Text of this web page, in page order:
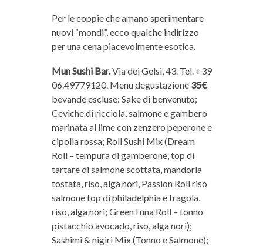
Per le coppie che amano sperimentare
nuovi “mondi”, ecco qualche indirizzo
per una cena piacevolmente esotica.
Mun Sushi Bar.Via dei Gelsi, 43. Tel. +39
06.49779120. Menu degustazione 35€
bevande escluse: Sake di benvenuto;
Ceviche di ricciola, salmone e gambero
marinata al lime con zenzero peperone e
cipolla rossa; Roll Sushi Mix (Dream
Roll – tempura di gamberone, top di
tartare di salmone scottata, mandorla
tostata, riso, alga nori, Passion Roll riso
salmone top di philadelphia e fragola,
riso, alga nori; GreenTuna Roll – tonno
pistacchio avocado, riso, alga nori);
Sashimi & nigiri Mix (Tonno e Salmone);